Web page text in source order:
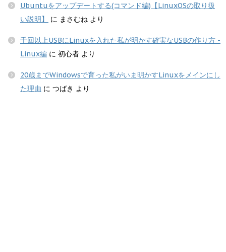
Ubuntuをアップデートする(コマンド編)【LinuxOSの取り扱
い説明】
に まさむね より
千回以上USBにLinuxを入れた私が明かす確実なUSBの作り方 -
Linux編 に 初心者 より
20歳までWindowsで育った私がいま明かすLinuxをメインにし
た理由 に つばき より